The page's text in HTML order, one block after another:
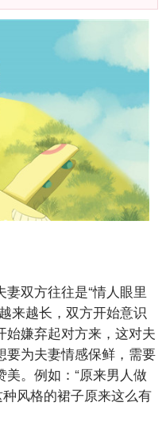
双方往往是“情人眼里
来越长，双方开始意识
嫌弃起对方来，这对夫
要为夫妻情感保鲜，需要
。例如：“原来男人做
风格的裙子原来这么有